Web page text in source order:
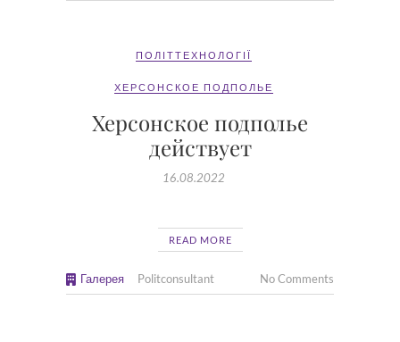
ПОЛІТТЕХНОЛОГІЇ
ХЕРСОНСКОЕ ПОДПОЛЬЕ
Херсонское подполье
действует
16.08.2022
READ MORE
Галерея Politconsultant No Comments